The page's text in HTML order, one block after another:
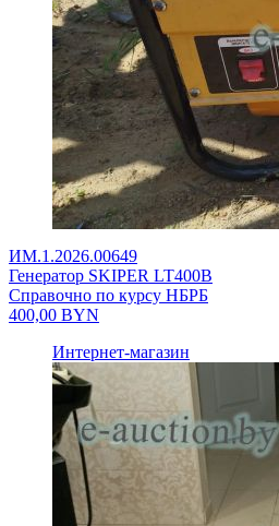
ИМ.1.2026.00649
Генератор SKIPER LT400В
Справочно по курсу НБРБ
400,00 BYN
Интернет-магазин